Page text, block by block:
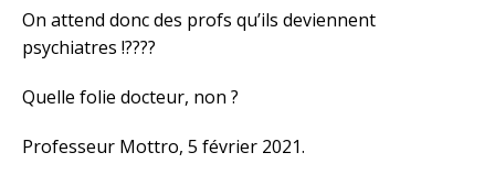
On attend donc des profs qu’ils deviennent
psychiatres !????
Quelle folie docteur, non ?
Professeur Mottro, 5 février 2021.